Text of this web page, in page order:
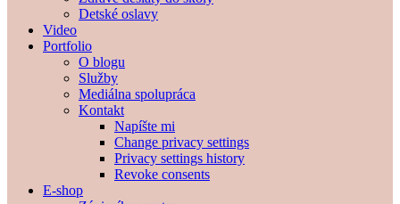
Detské oslavy
Video
Portfolio
O blogu
Služby
Mediálna spolupráca
Kontakt
Napíšte mi
Change privacy settings
Privacy settings history
Revoke consents
E-shop